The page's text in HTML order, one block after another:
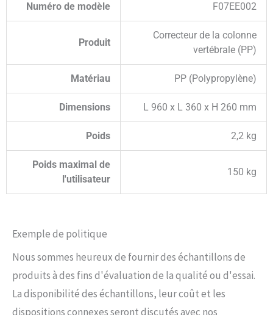
Numéro de modèle F07EE002
Produit
Correcteur de la colonne
vertébrale (PP)
Matériau PP (Polypropylène)
Dimensions L 960 x L 360 x H 260 mm
Poids 2,2 kg
Poids maximal de
l'utilisateur
150 kg
Exemple de politique
Nous sommes heureux de fournir des échantillons de
produits à des fins d'évaluation de la qualité ou d'essai.
La disponibilité des échantillons, leur coût et les
dispositions connexes seront discutés avec nos